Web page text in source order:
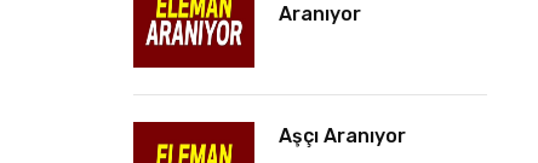
Aranıyor
Aşçı Aranıyor